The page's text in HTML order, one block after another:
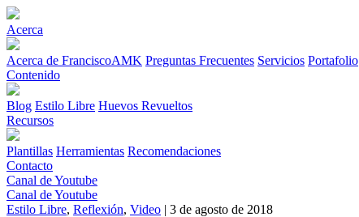
Acerca
Acerca de FranciscoAMK Preguntas Frecuentes Servicios Portafolio
Contenido
Blog Estilo Libre Huevos Revueltos
Recursos
Plantillas Herramientas Recomendaciones
Contacto
Canal de Youtube
Canal de Youtube
Estilo Libre, Reflexión, Video | 3 de agosto de 2018